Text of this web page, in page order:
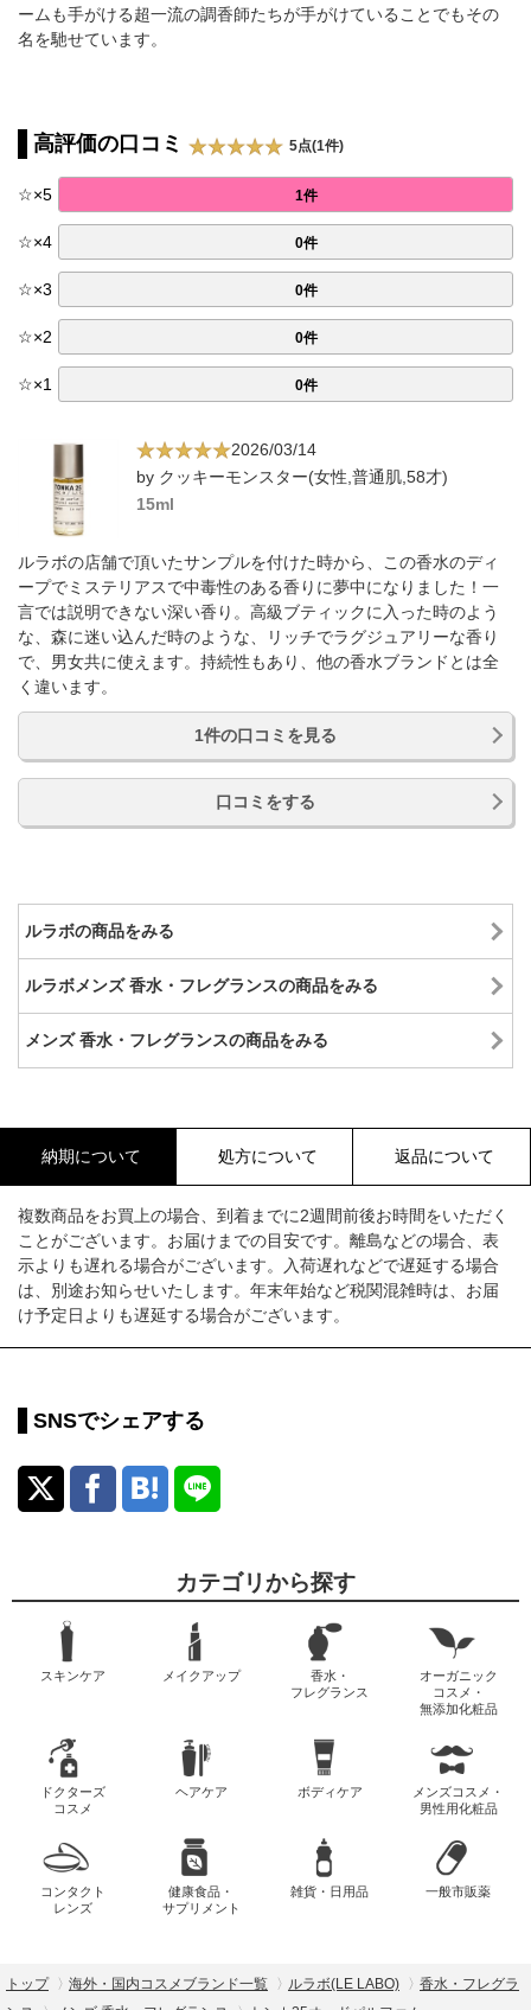
ームも手がける超一流の調香師たちが手がけていることでもその
名を馳せています。
高評価の口コミ 5点(1件)
☆×5 1件
☆×4 0件
☆×3 0件
☆×2 0件
☆×1 0件
2026/03/14
by クッキーモンスター(女性,普通肌,58才)
15ml
ルラボの店舗で頂いたサンプルを付けた時から、この香水のディ
ープでミステリアスで中毒性のある香りに夢中になりました！一
言では説明できない深い香り。高級ブティックに入った時のよう
な、森に迷い込んだ時のような、リッチでラグジュアリーな香り
で、男女共に使えます。持続性もあり、他の香水ブランドとは全
く違います。
1件の口コミを見る
口コミをする
ルラボの商品をみる
ルラボメンズ 香水・フレグランスの商品をみる
メンズ 香水・フレグランスの商品をみる
納期について 処方について 返品について
複数商品をお買上の場合、到着までに2週間前後お時間をいただく
ことがございます。お届けまでの目安です。離島などの場合、表
示よりも遅れる場合がございます。入荷遅れなどで遅延する場合
は、別途お知らせいたします。年末年始など税関混雑時は、お届
け予定日よりも遅延する場合がございます。
SNSでシェアする
カテゴリから探す
スキンケア メイクアップ
香水・
フレグランス
オーガニック
コスメ・
無添加化粧品
ドクターズ
コスメ
ヘアケア ボディケア
メンズコスメ・
男性用化粧品
コンタクト
レンズ
健康食品・
サプリメント
雑貨・日用品 一般市販薬
トップ 海外・国内コスメブランド一覧 ルラボ(LE LABO)
香水・フレグラ